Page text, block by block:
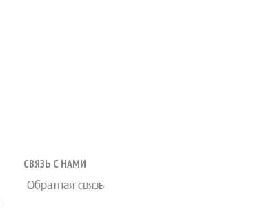
СВЯЗЬ С НАМИ
Обратная связь